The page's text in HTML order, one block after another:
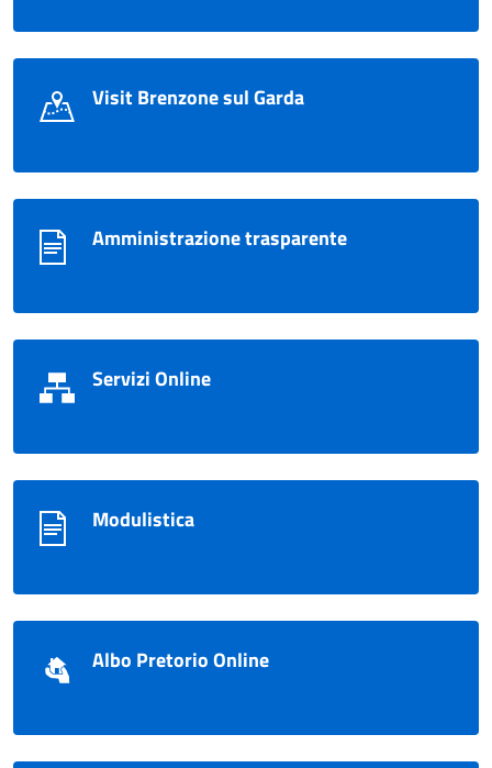
Visit Brenzone sul Garda
Amministrazione trasparente
Servizi Online
Modulistica
Albo Pretorio Online